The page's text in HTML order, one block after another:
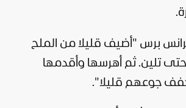
برس "أضيف قليلا من الملح
حتى تلين. ثم أهرسها وأقدمها
جوعهم قليلا".